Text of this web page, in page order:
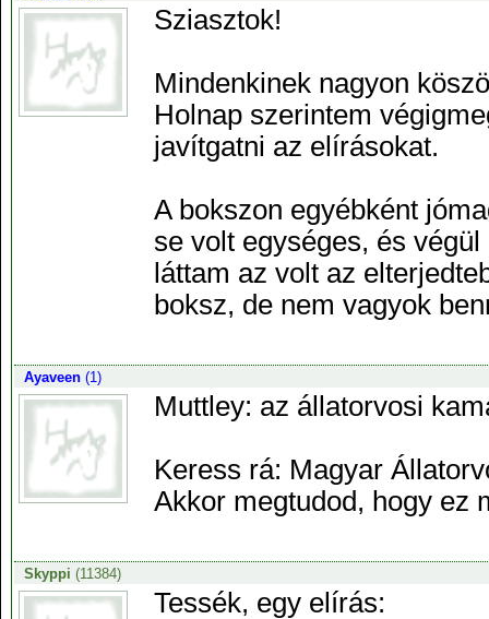
Sziasztok!
Mindenkinek nagyon
Holnap szerintem
javítgatni az elírásokat.
A bokszon egyébként
se volt egységes, és
láttam az volt az
boksz, de nem vagyok
Ayaveen(1)
Muttley: az állatorvosi
Keress rá: Magyar
Akkor megtudod, hogy ez
Skyppi (11384)
Tessék, egy elírás: